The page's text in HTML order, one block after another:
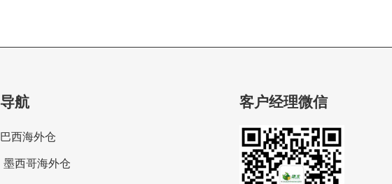
导航
巴西海外仓
墨西哥海外仓
客户经理微信